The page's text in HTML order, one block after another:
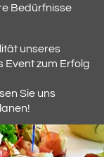
Bedürfnisse
unseres
Event zum Erfolg
Sie uns